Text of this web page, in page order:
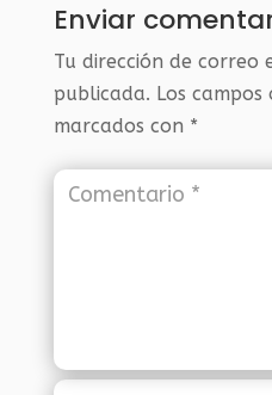
Enviar
Tu dirección de correo
publicada. Los
marcados con *